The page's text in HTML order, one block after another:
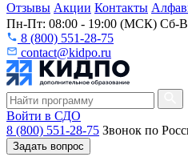
Отзывы Акции Контакты
Пн-Пт: 08:00 - 19:00 (МСК) Сб-
8 (800) 551-28-75
contact@kidpo.ru
Войти в СДО
8 (800) 551-28-75 Звонок по
Задать вопрос